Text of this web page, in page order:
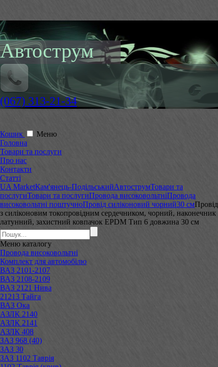
Автострум
(067) 313-21-34
Кошик
Меню
Головна
Товари та послуги
Про нас
Контакти
Статті
UA MarketКам'янець-ПодільськийАвтострумТовари та
послугиТовари та послугиПровода високовольтніПровода
високовольтні поштучноПровід силіконовий чорний30 смПровід
з силіконовим токопровідним сердечником, чорний, наконечник
латунний, захистний ковпачок EPDM Тип 6 довжина 30 см
Меню каталогу
Провода високовольтні
Комплект для автомобілю
ВАЗ 2101-2107
ВАЗ 2108-2109
ВАЗ 2121 Нива
21213 Тайга
ВАЗ Ока
АЗЛК 2140
АЗЛК 2141
АЗЛК 408
ЗАЗ 968 (40)
ЗАЗ 30
ЗАЗ 1102 Таврія